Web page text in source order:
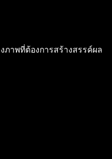
าพที่ต้องการสร้างสรรค์ผล